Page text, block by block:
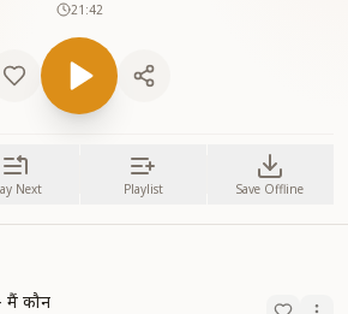
21:42
Next Playlist Save Offline
मैं कौन